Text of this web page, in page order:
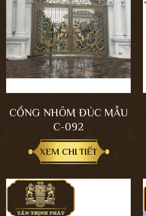
CỔNG NHÔM ĐÚC MẪU
C-092
XEM CHI TIẾT